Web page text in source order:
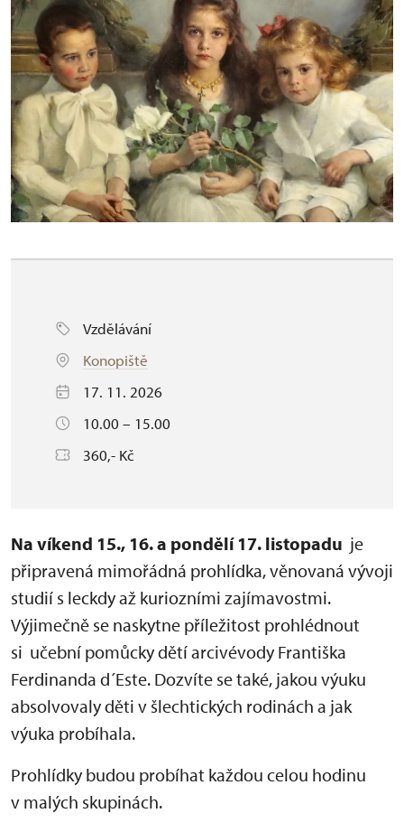
Vzdělávání
Konopiště
17. 11. 2026
10.00 – 15.00
360,- Kč
Na víkend 15., 16. a pondělí 17. listopadu je
připravená mimořádná prohlídka, věnovaná vývoji
studií s leckdy až kuriozními zajímavostmi.
Výjimečně se naskytne příležitost prohlédnout
si učební pomůcky dětí arcivévody Františka
Ferdinanda d´Este. Dozvíte se také, jakou výuku
absolvovaly děti v šlechtických rodinách a jak
výuka probíhala.
Prohlídky budou probíhat každou celou hodinu
v malých skupinách.